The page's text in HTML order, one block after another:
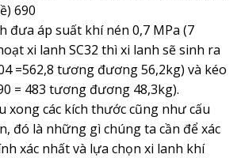
690
đưa áp suất khí nén 0,7 MPa (7
xi lanh SC32 thì xi lanh sẽ sinh ra
=562,8 tương đương 56,2kg) và kéo
= 483 tương đương 48,3kg).
xong các kích thước cũng như cấu
đó là những gì chúng ta cần để xác
xác nhất và lựa chọn xi lanh khí